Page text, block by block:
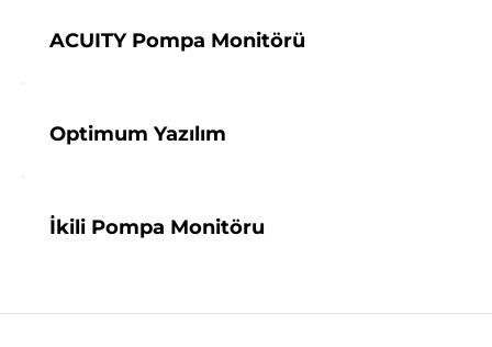
ACUITY Pompa Monitörü
Optimum Yazılım
İkili Pompa Monitöru